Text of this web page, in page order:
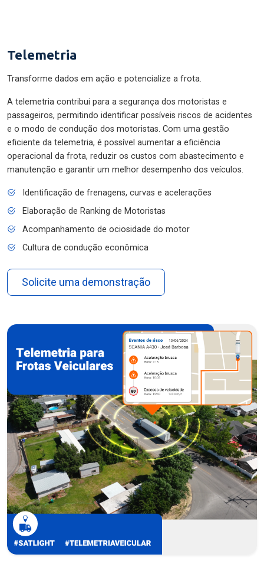
Telemetria
Transforme dados em ação e potencialize a frota.
A telemetria contribui para a segurança dos motoristas e
passageiros, permitindo identificar possíveis riscos de acidentes
e o modo de condução dos motoristas. Com uma gestão
eficiente da telemetria, é possível aumentar a eficiência
operacional da frota, reduzir os custos com abastecimento e
manutenção e garantir um melhor desempenho dos veículos.
Identificação de frenagens, curvas e acelerações
Elaboração de Ranking de Motoristas
Acompanhamento de ociosidade do motor
Cultura de condução econômica
Solicite uma demonstração